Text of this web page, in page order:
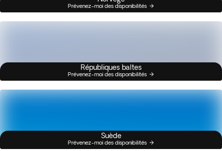
Prévenez-moi des disponibilités
Républiques baltes
Prévenez-moi des disponibilités
Suède
Prévenez-moi des disponibilités